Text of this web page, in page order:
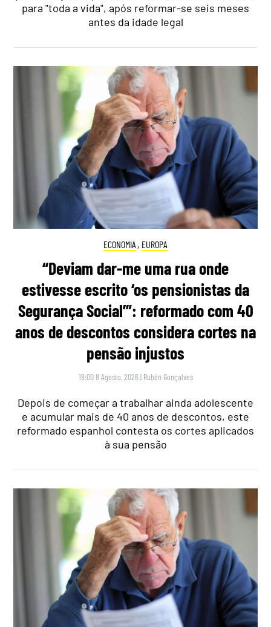
para "toda a vida", após reformar-se seis meses
antes da idade legal
ECONOMIA , EUROPA
“Deviam dar-me uma rua onde
estivesse escrito ‘os pensionistas da
Segurança Social’”: reformado com 40
anos de descontos considera cortes na
pensão injustos
19:00 8 Agosto, 2026 | Rubén Gonçalves
Depois de começar a trabalhar ainda adolescente
e acumular mais de 40 anos de descontos, este
reformado espanhol contesta os cortes aplicados
à sua pensão